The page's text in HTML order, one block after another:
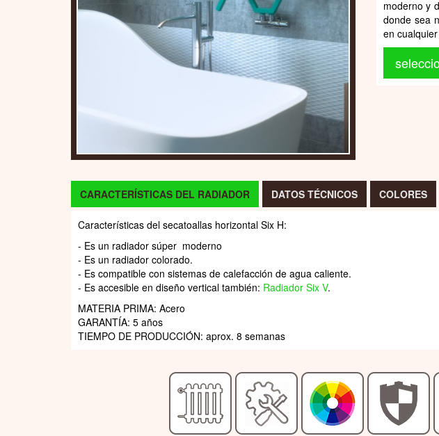
moderno y
donde sea
en
CARACTERÍSTICAS DEL RADIADOR DATOS TÉCNICOS COLORES
Características del secatoallas horizontal Six H:
- Es un radiador súper moderno
- Es un radiador colorado.
- Es compatible con sistemas de calefacción de agua caliente.
- Es accesible en diseño vertical también: Radiador Six V.
MATERIA PRIMA: Acero
GARANTÍA: 5 años
TIEMPO DE PRODUCCIÓN: aprox. 8 semanas